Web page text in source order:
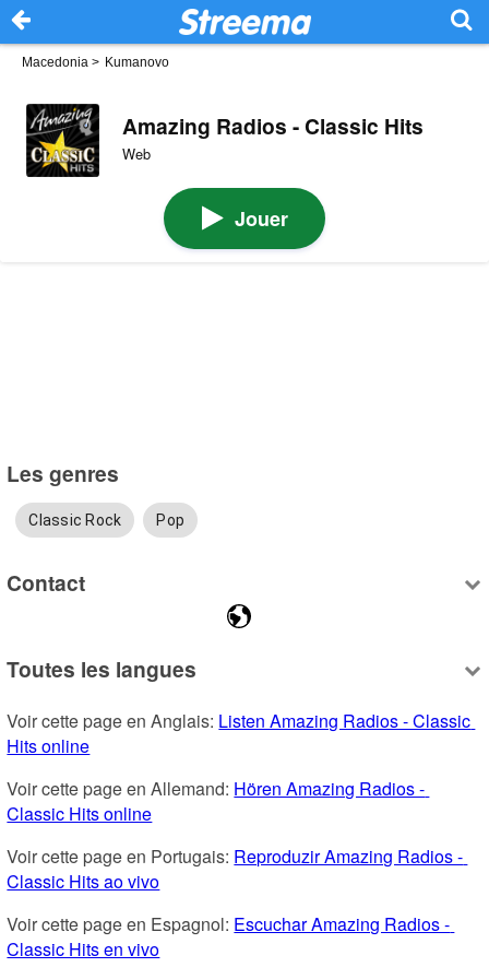
Macedonia > Kumanovo
Amazing Radios - Classic Hits
Web
Jouer
Les genres
Classic Rock Pop
Contact
Toutes les langues
Voir cette page en Anglais: Listen Amazing Radios - Classic
Hits online
Voir cette page en Allemand: Hören Amazing Radios -
Classic Hits online
Voir cette page en Portugais: Reproduzir Amazing Radios -
Classic Hits ao vivo
Voir cette page en Espagnol: Escuchar Amazing Radios -
Classic Hits en vivo